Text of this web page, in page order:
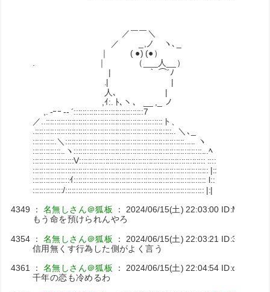
／￣￣＼
／ _,ノ ヽ､_
｜ ( ●) (●） ……本当に
. ｜ （___人__）
| ｀ ⌒´ﾉ
.| |
人､ |
,ｲ:. ﾄ､ヽ、 __ ,_ ノ
,. -ｰｰ -‐ ´::::::::::::::::::::::::::::::::7
／..::::::::::::::::::::::::::::::::::::::::::::::::::::::ト、
.:::::::::::::::::::::::::::::::::::::::::::::::::::::::::::::::.. ＼､_
::::::::::.＼:::::::::::::::::::::::::::::::::::::::::::::::::::::::..... ヽ
:::::::::::::..ヽ:::::::::::::::::::::::::::::::::::::::::::::::::::::::::::...ﾍ
:::::::::::::::::::V:::::::::::::::::::::::::::::::::::::::::::::::::::::::::: ::::
::::::::::::::::::::::::::::::::::::::::::::::::::::::::::::::::::::::::::::::::: |::
:::::::::::::::::ｲ::::::::::::::::::::::::::::::::::::::::::::::::::::::::::::: l::
::::::::::::::/:::::::::::::::::::::::::::::::::::::::::::::::::::::::::::::::: |:|
4349 ：名無しさん＠狐板 ： 2024/06/15(土) 22:03:00
もう命を預けられんやろ
4354 ：名無しさん＠狐板 ： 2024/06/15(土) 22:03:21
信用無くす行為した側がよく言う
4361 ：名無しさん＠狐板 ： 2024/06/15(土) 22:04:54
千年の恋も冷めるわ